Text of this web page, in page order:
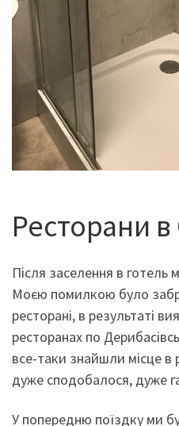
Ресторани в
Після заселення в
Моєю помилкою було
ресторані, в результаті
ресторанах по
все-таки знайшли місце в
дуже сподобалося, дуже
У попередню поїздку ми